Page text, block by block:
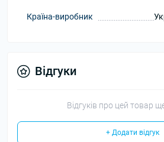
Країна-виробник
Відгуки
Відгуків про цей товар
+ Додати відгук